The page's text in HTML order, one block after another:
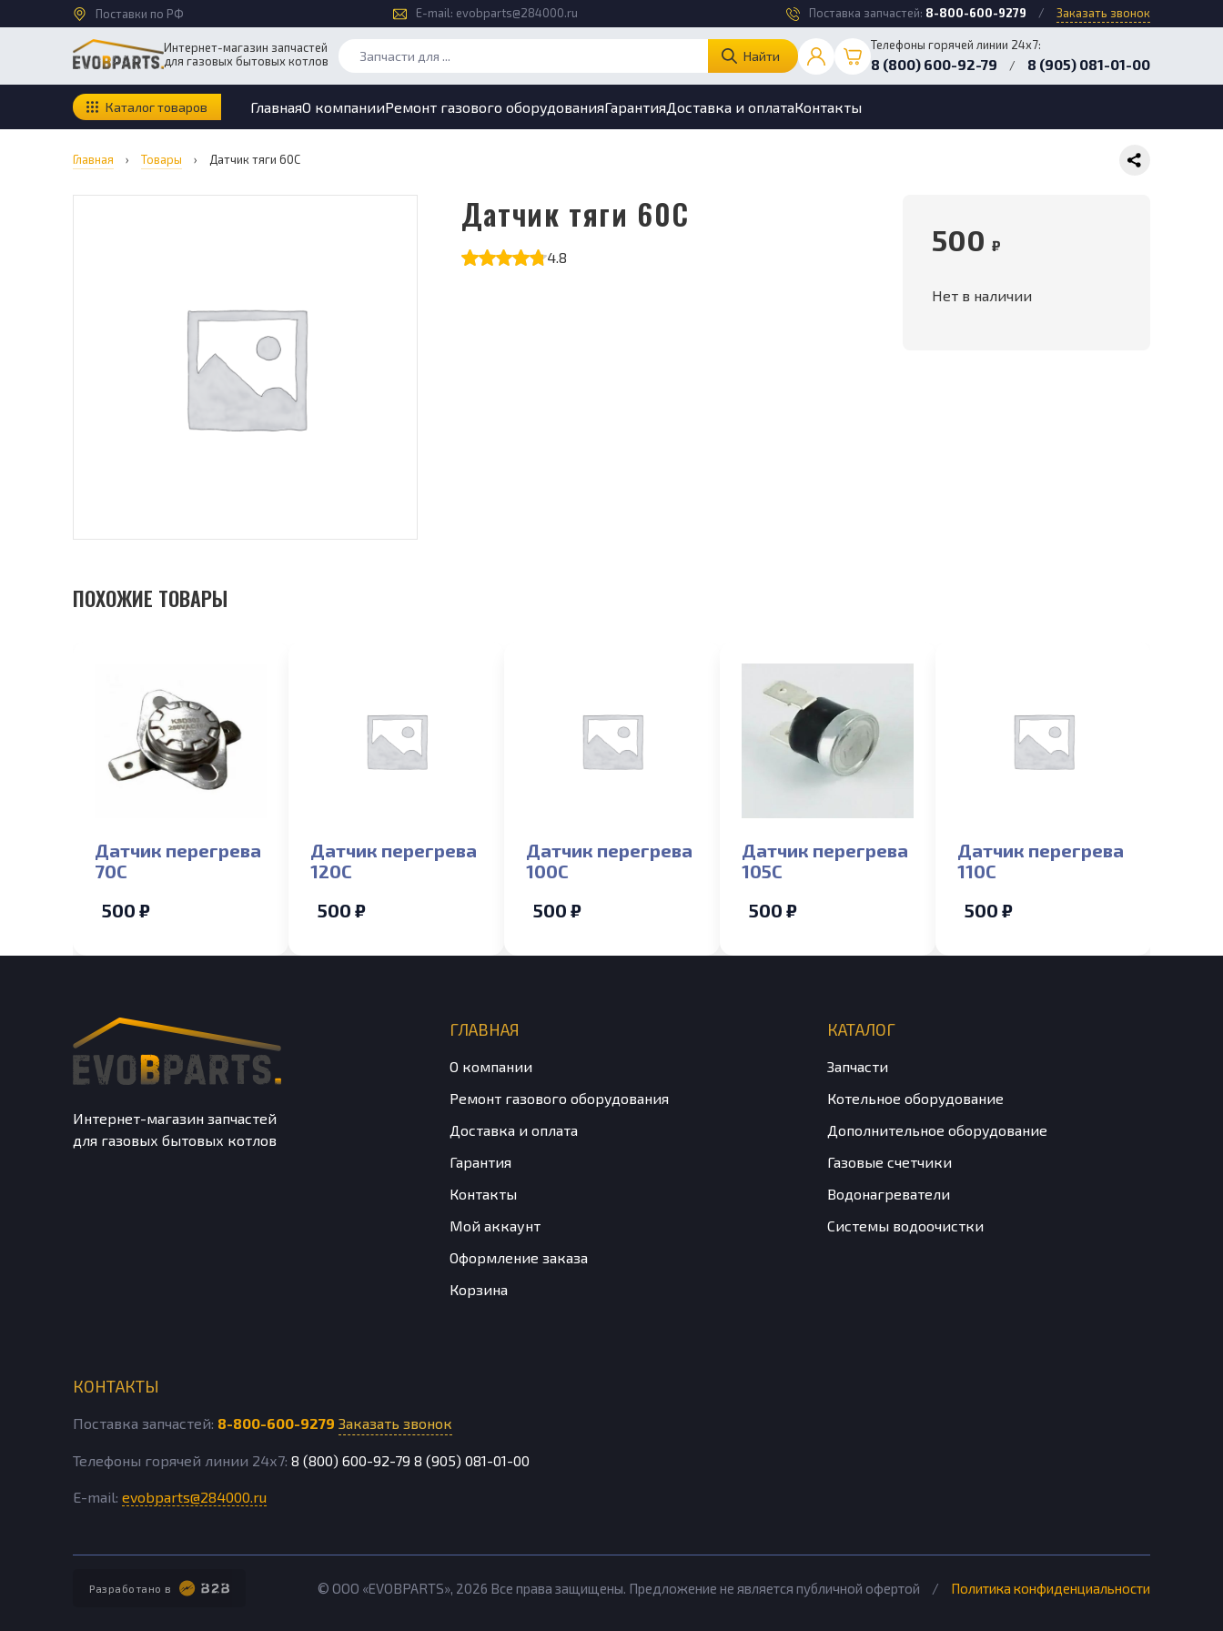
Поставки по РФ E-mail: evobparts@284000.ru Поставка запчастей: 8-800-600-9279 / Заказать звонок
Интернет-магазин запчастей
для газовых бытовых котлов
Найти
Телефоны горячей линии 24х7:
8 (800) 600-92-79 / 8 (905) 081-01-00
Каталог товаров ГлавнаяО компанииРемонт газового оборудованияГарантияДоставка и оплатаКонтакты
Главная › Товары › Датчик тяги 60С
Датчик тяги 60С
4.8
500 ₽
Нет в наличии
ПОХОЖИЕ ТОВАРЫ
Датчик перегрева
70С
500 ₽
Датчик перегрева
120С
500 ₽
Датчик перегрева
100С
500 ₽
Датчик перегрева
105С
500 ₽
Датчик перегрева
110С
500 ₽
Интернет-магазин запчастей
для газовых бытовых котлов
ГЛАВНАЯ
О компании
Ремонт газового оборудования
Доставка и оплата
Гарантия
Контакты
Мой аккаунт
Оформление заказа
Корзина
КАТАЛОГ
Запчасти
Котельное оборудование
Дополнительное оборудование
Газовые счетчики
Водонагреватели
Системы водоочистки
КОНТАКТЫ
Поставка запчастей: 8-800-600-9279 Заказать звонок
Телефоны горячей линии 24х7: 8 (800) 600-92-79 8 (905) 081-01-00
E-mail: evobparts@284000.ru
Разработано в © ООО «EVOBPARTS», 2026 Все права защищены. Предложение не является публичной офертой / Политика конфиденциальности